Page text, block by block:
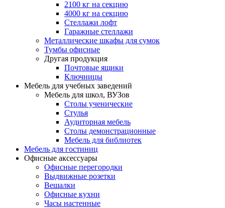
2100 кг на секцию
4000 кг на секцию
Стеллажи лофт
Гаражные стеллажи
Металлические шкафы для сумок
Тумбы офисные
Другая продукция
Почтовые ящики
Ключницы
Мебель для учебных заведений
Мебель для школ, ВУЗов
Столы ученические
Стулья
Аудиторная мебель
Столы демонстрационные
Мебель для библиотек
Мебель для гостиниц
Офисные аксессуары
Офисные перегородки
Выдвижные розетки
Вешалки
Офисные кухни
Часы настенные